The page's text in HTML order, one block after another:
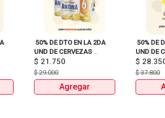
50% DE DTO EN LA 2DA
UND DE CERVEZAS
SIXPACKS Y UNIDAD
HEINEKEN, SOL, 3
CORDILLERAS, ANDINA,
MILLER Y MITICA
$ 21.750
$29.000
Agregar
50% DE
UND DE
$
$37.800